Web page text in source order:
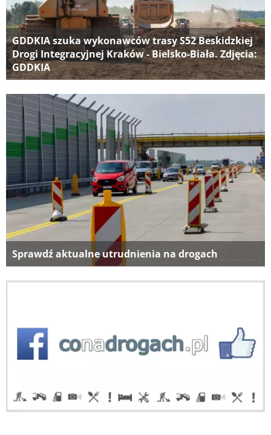
GDDKIA szuka wykonawców trasy S52 Beskidzkiej
Drogi Integracyjnej Kraków - Bielsko-Biała. Zdjęcia:
GDDKIA
Sprawdź aktualne utrudnienia na drogach